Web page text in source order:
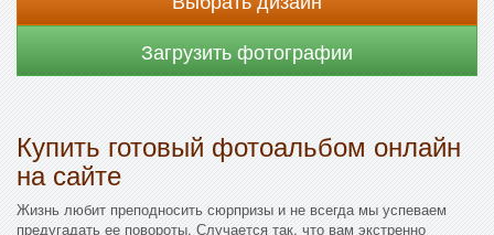
Загрузить фотографии
Купить готовый фотоальбом онлайн
на сайте
Жизнь любит преподносить сюрпризы и не всегда мы успеваем
предугадать ее повороты. Случается так, что вам экстренно